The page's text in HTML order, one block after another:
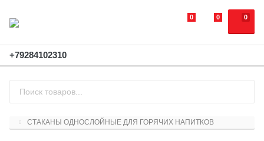
0
0 0
+79284102310
СТАКАНЫ ОДНОСЛОЙНЫЕ ДЛЯ ГОРЯЧИХ НАПИТКОВ